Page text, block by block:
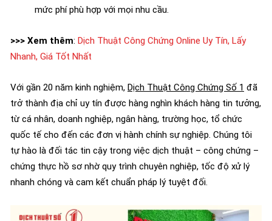
mức phí phù hợp với mọi nhu cầu.
>>> Xem thêm: Dịch Thuật Công Chứng Online Uy Tín, Lấy
Nhanh, Giá Tốt Nhất
Với gần 20 năm kinh nghiệm, Dịch Thuật Công Chứng Số 1 đã
trở thành địa chỉ uy tín được hàng nghìn khách hàng tin tưởng,
từ cá nhân, doanh nghiệp, ngân hàng, trường học, tổ chức
quốc tế cho đến các đơn vị hành chính sự nghiệp. Chúng tôi
tự hào là đối tác tin cậy trong việc dịch thuật – công chứng –
chứng thực hồ sơ nhờ quy trình chuyên nghiệp, tốc độ xử lý
nhanh chóng và cam kết chuẩn pháp lý tuyệt đối.